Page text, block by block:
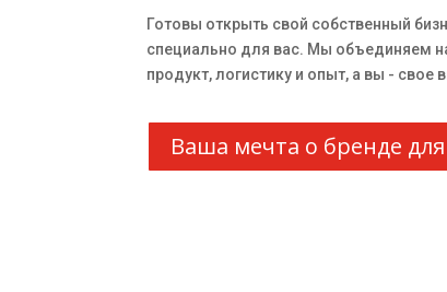
Готовы открыть свой собственный
специально для вас. Мы объединяем
продукт, логистику и опыт, а вы -
Ваша мечта о бренде